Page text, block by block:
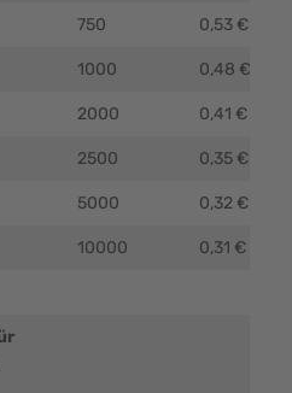
750 0,53 €
1000 0,48 €
2000 0,41 €
2500 0,35 €
5000 0,32 €
10000 0,31 €